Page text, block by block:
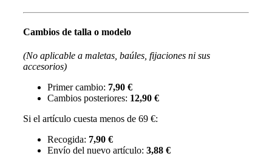
Cambios de talla o modelo
(No aplicable a maletas, baúles, fijaciones ni sus
accesorios)
Primer cambio: 7,90 €
Cambios posteriores: 12,90 €
Si el artículo cuesta menos de 69 €:
Recogida: 7,90 €
Envío del nuevo artículo: 3,88 €